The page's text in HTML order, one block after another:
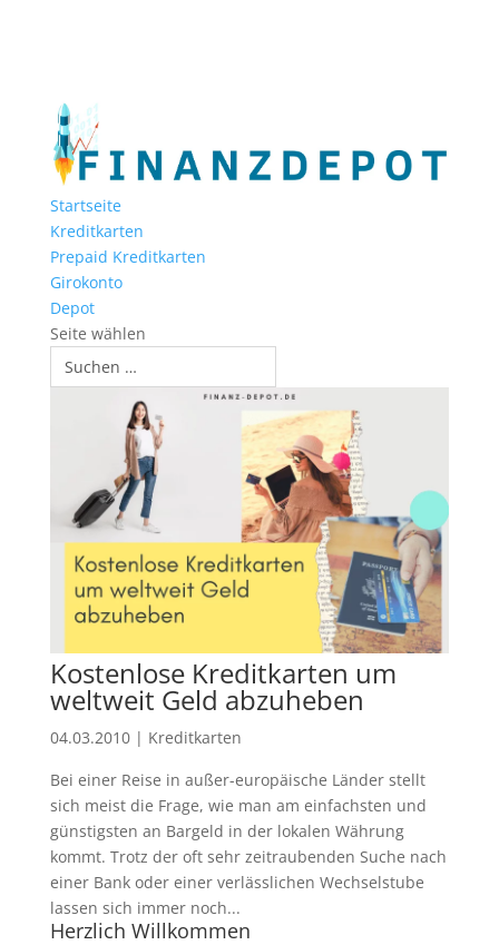
Startseite
Kreditkarten
Prepaid Kreditkarten
Girokonto
Depot
Seite wählen
Kostenlose Kreditkarten um
weltweit Geld abzuheben
04.03.2010| Kreditkarten
Bei einer Reise in außer-europäische Länder stellt
sich meist die Frage, wie man am einfachsten und
günstigsten an Bargeld in der lokalen Währung
kommt. Trotz der oft sehr zeitraubenden Suche nach
einer Bank oder einer verlässlichen Wechselstube
lassen sich immer noch...
Herzlich Willkommen